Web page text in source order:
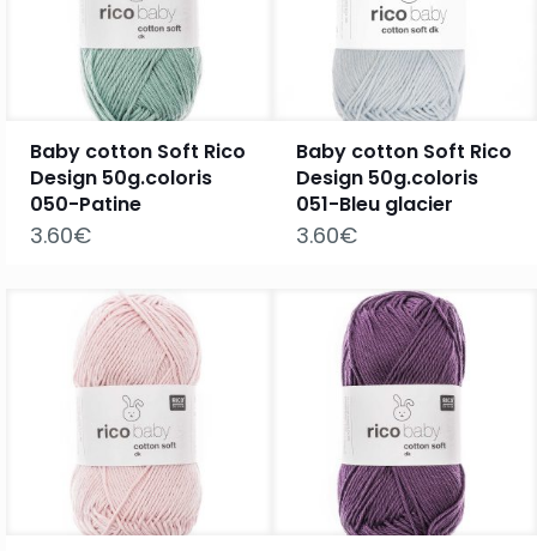
Baby cotton Soft Rico
Design 50g.coloris
050-Patine
3.60€
Baby cotton Soft Rico
Design 50g.coloris
051-Bleu glacier
3.60€